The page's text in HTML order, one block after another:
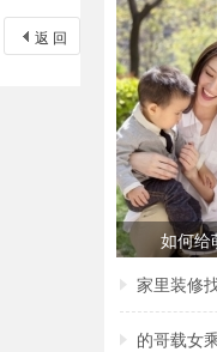
返 回
如何给